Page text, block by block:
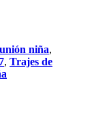
niña,
, Trajes de